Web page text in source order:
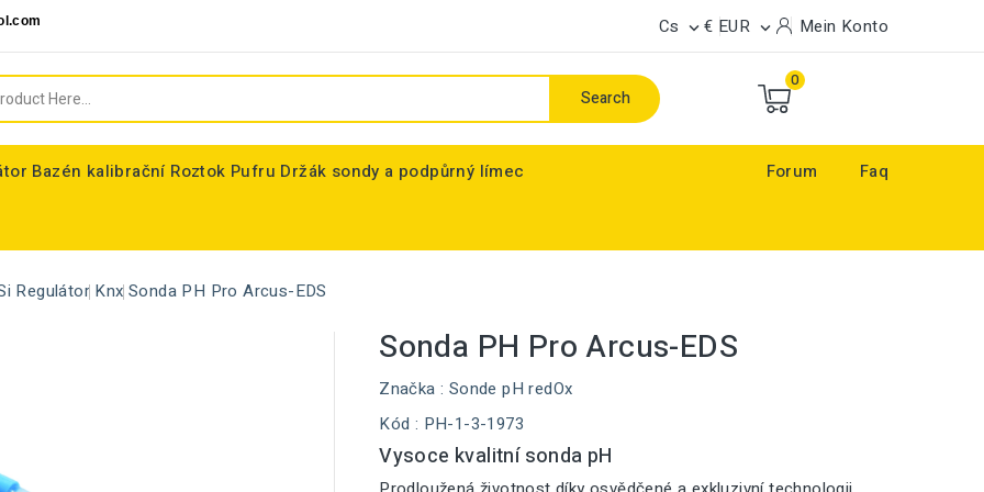
Cs € EUR  Mein Konto
Search
0
Bazén kalibrační Roztok Pufru Držák sondy a podpůrný límec Forum Faq
Regulátor Knx Sonda PH Pro Arcus-EDS
Sonda PH Pro Arcus-EDS
Značka : Sonde pH redOx
Kód : PH-1-3-1973
Vysoce kvalitní sonda pH